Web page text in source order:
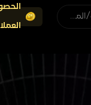
البحث عن البث المباشر/الفيديو/المستخدم